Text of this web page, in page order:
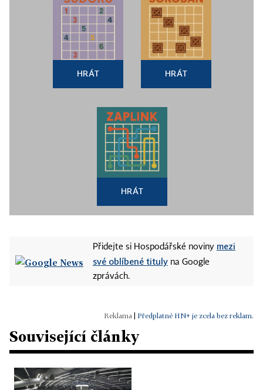
HRÁT HRÁT
HRÁT
Přidejte si Hospodářské noviny mezi
své oblíbené tituly na Google
zprávách.
Předplatné HN+ je zcela bez reklam.
Související články